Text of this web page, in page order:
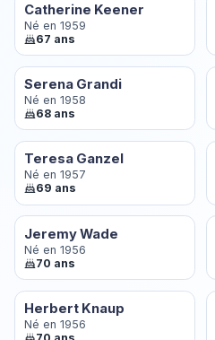
Catherine Keener
Né en 1959
67 ans
Serena Grandi
Né en 1958
68 ans
Teresa Ganzel
Né en 1957
69 ans
Jeremy Wade
Né en 1956
70 ans
Herbert Knaup
Né en 1956